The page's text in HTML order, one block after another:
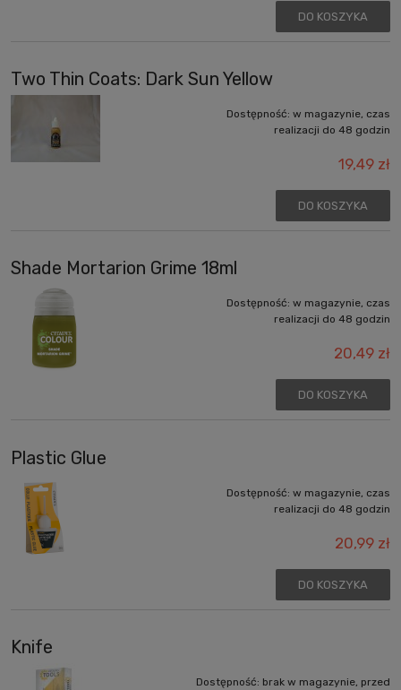
DO KOSZYKA
Two Thin Coats: Dark Sun Yellow
Dostępność: w magazynie, czas
realizacji do 48 godzin
19,49 zł
DO KOSZYKA
Shade Mortarion Grime 18ml
Dostępność: w magazynie, czas
realizacji do 48 godzin
20,49 zł
DO KOSZYKA
Plastic Glue
Dostępność: w magazynie, czas
realizacji do 48 godzin
20,99 zł
DO KOSZYKA
Knife
Dostępność: brak w magazynie, przed